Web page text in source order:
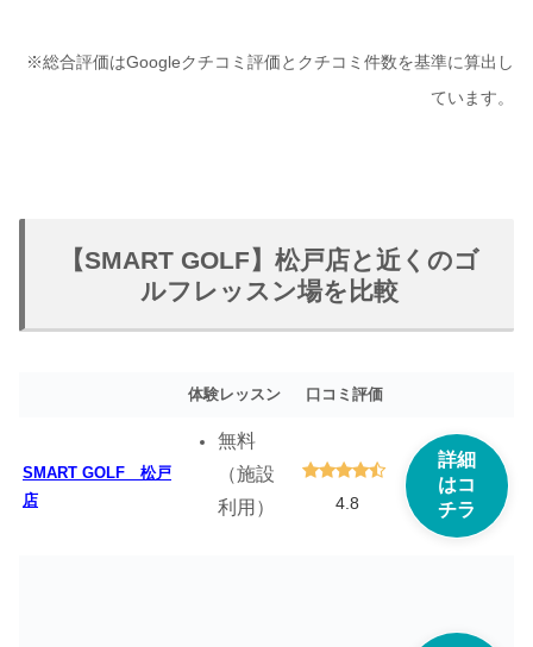
※総合評価はGoogleクチコミ評価とクチコミ件数を基準に算出し
ています。
【SMART GOLF】松戸店と近くのゴ
ルフレッスン場を比較
体験レッスン 口コミ評価
SMART GOLF 松戸
店
無料
（施設
利用）
4.8
詳細
はコ
チラ